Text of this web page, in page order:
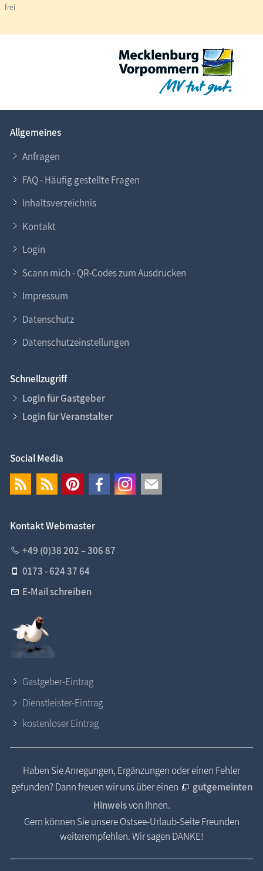
frei
Allgemeines
Anfragen
FAQ - Häufig gestellte Fragen
Inhaltsverzeichnis
Kontakt
Login
Scann mich - QR-Codes zum Ausdrucken
Impressum
Datenschutz
Datenschutzeinstellungen
Schnellzugriff
Login für Gastgeber
Login für Veranstalter
Social Media
Kontakt Webmaster
+49 (0)38 202 – 306 87
0173 - 624 37 64
E-Mail schreiben
Gastgeber-Eintrag
Dienstleister-Eintrag
kostenloser Eintrag
Haben Sie Anregungen, Ergänzungen oder einen Fehler
gefunden? Dann freuen wir uns über einen
gutgemeinten
Hinweisvon Ihnen.
Gern können Sie unsere Ostsee-Urlaub-Seite Freunden
weiterempfehlen. Wir sagen DANKE!